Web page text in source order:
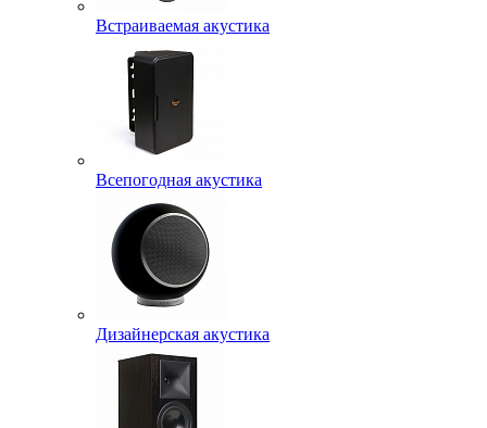
Встраиваемая акустика
Всепогодная акустика
Дизайнерская акустика